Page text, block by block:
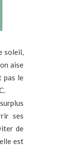
soleil,
aise
pas le
ses
de
est